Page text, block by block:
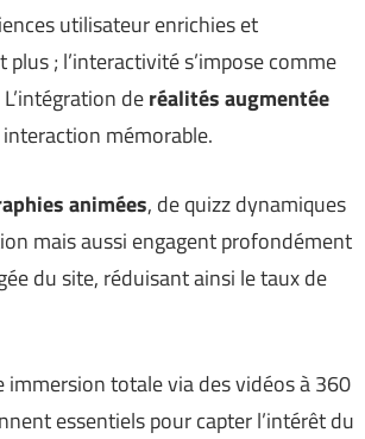
utilisateur enrichies et
; l’interactivité s’impose comme
deréalités augmentée
mémorable.
animées, de quizz dynamiques
mais aussi engagent profondément
du site, réduisant ainsi le taux de
totale via des vidéos à 360
essentiels pour capter l’intérêt du